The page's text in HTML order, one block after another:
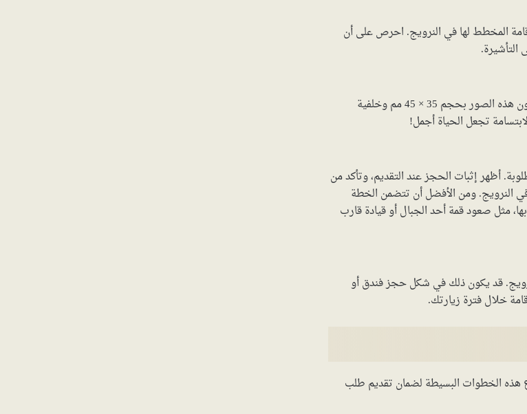
المخطط لها في النرويج. احرص على أن
احصل على صور شخصية حديثة مطابقة لمتطلبات السفارة النرويجية. عادةً ما تكون هذه الصور بحجم 35 × 45 مم وخلفية
تجعل الحياة أجمل!
أظهر إثبات الحجز عند التقديم، وتأكد من
النرويج. ومن الأفضل أن تتضمن الخطة
مثل صعود قمة أحد الجبال أو قيادة قارب
قد يكون ذلك في شكل حجز فندق أو
خلال فترة زيارتك.
هذه الخطوات البسيطة لضمان تقديم طلب